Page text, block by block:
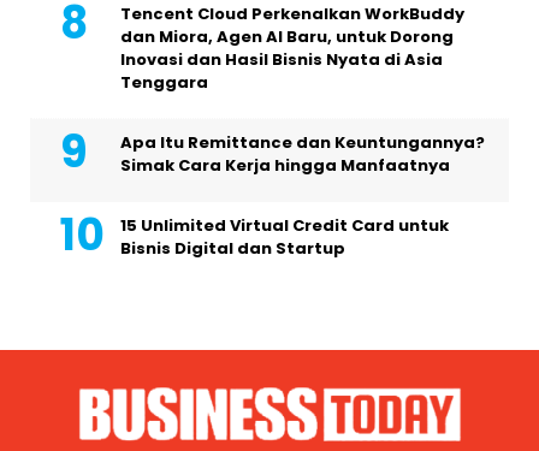
Tencent Cloud Perkenalkan WorkBuddy
dan Miora, Agen AI Baru, untuk Dorong
Inovasi dan Hasil Bisnis Nyata di Asia
Tenggara
Apa Itu Remittance dan Keuntungannya?
Simak Cara Kerja hingga Manfaatnya
15 Unlimited Virtual Credit Card untuk
Bisnis Digital dan Startup